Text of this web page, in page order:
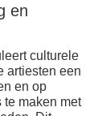
en
culturele
artiesten een
en op
maken met